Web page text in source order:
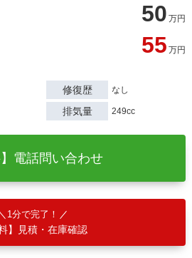
50 万円
55 万円
修復歴 なし
排気量 249cc
】電話問い合わせ
1分で完了！
料】見積・在庫確認